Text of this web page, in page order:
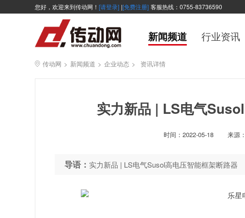
您好，欢迎来到传动网！ [请登录] |[免费注册] 客服热线：0755-83736590
新闻频道 行业资讯
传动网 > 新闻频道 > 企业动态 > 资讯详情
实力新品 | LS电气
时间： 2022-05-18 来源：
导语： 实力新品 | LS电气Susol高电压智能框架断路器